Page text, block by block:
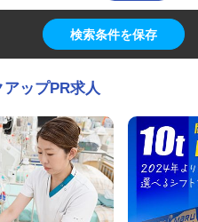
検索条件を保存
ップPR求人